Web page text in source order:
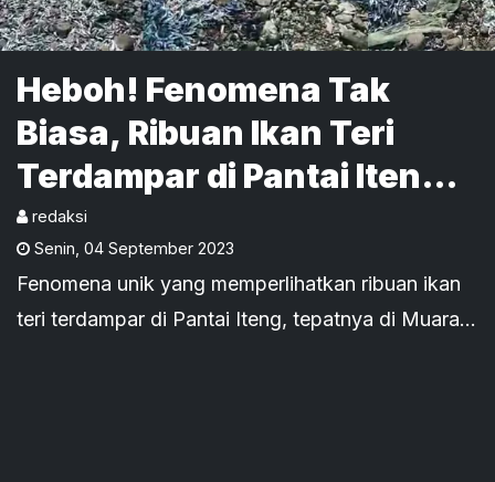
Heboh! Fenomena Tak
Biasa, Ribuan Ikan Teri
Terdampar di Pantai Iteng,
Manggarai
redaksi
Senin 04 September 2023
Fenomena unik yang memperlihatkan ribuan ikan
teri terdampar di Pantai Iteng, tepatnya di Muara